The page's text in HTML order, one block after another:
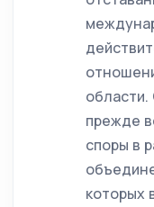
области.
прежде
споры в
которых